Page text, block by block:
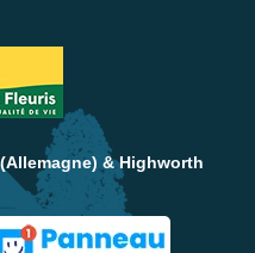
& Highworth